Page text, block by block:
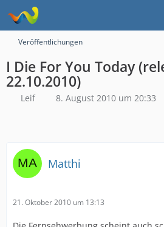
Veröffentlichungen
I Die For You Today
22.10.2010)
Leif 8. August 2010 um 20:33
Matthi
21. Oktober 2010 um 13:13